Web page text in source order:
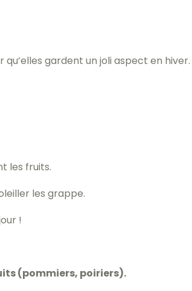
gardent un joli aspect en hiver.
les fruits.
les grappe.
!
(pommiers, poiriers).